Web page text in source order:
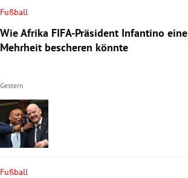
Fußball
Wie Afrika FIFA-Präsident Infantino eine
Mehrheit bescheren könnte
Gestern
Fußball